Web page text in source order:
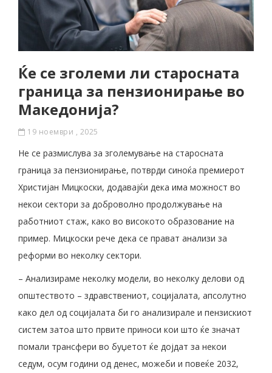
Ќе се зголеми ли старосната
граница за пензионирање во
Македонија?
19 ноември , 2025
Не се размислува за зголемување на старосната
граница за пензионирање, потврди синоќа премиерот
Христијан Мицкоски, додавајќи дека има можност во
некои сектори за доброволно продолжување на
работниот стаж, како во високото образование на
пример. Мицкоски рече дека се прават анализи за
реформи во неколку сектори.
– Анализираме неколку модели, во неколку делови од
општеството – здравствениот, социјалата, апсолутно
како дел од социјалата би го анализирале и пензискиот
систем затоа што првите приноси кои што ќе значат
помали трансфери во буџетот ќе дојдат за некои
седум, осум години од денес, можеби и повеќе 2032,